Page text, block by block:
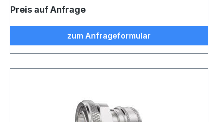
Preis auf Anfrage
zum Anfrageformular